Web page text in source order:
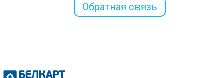
Обратная связь